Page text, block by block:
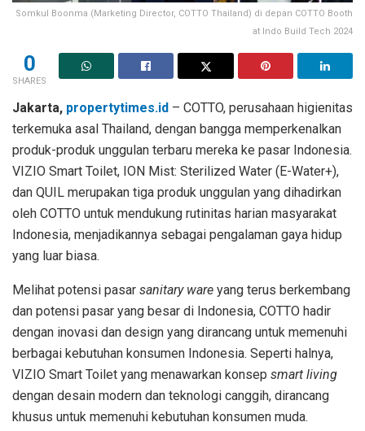
Somkul Boonma (Marketing Director, COTTO Thailand) di depan COTTO Booth
at Indo Build Tech 2024
0
SHARES
Jakarta, propertytimes.id – COTTO, perusahaan higienitas
terkemuka asal Thailand, dengan bangga memperkenalkan
produk-produk unggulan terbaru mereka ke pasar Indonesia.
VIZIO Smart Toilet, ION Mist: Sterilized Water (E-Water+),
dan QUIL merupakan tiga produk unggulan yang dihadirkan
oleh COTTO untuk mendukung rutinitas harian masyarakat
Indonesia, menjadikannya sebagai pengalaman gaya hidup
yang luar biasa.
Melihat potensi pasar sanitary ware yang terus berkembang
dan potensi pasar yang besar di Indonesia, COTTO hadir
dengan inovasi dan design yang dirancang untuk memenuhi
berbagai kebutuhan konsumen Indonesia. Seperti halnya,
VIZIO Smart Toilet yang menawarkan konsep smart living
dengan desain modern dan teknologi canggih, dirancang
khusus untuk memenuhi kebutuhan konsumen muda.